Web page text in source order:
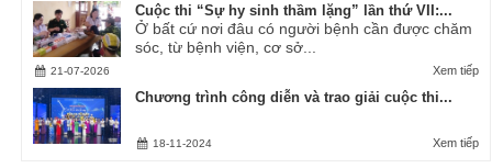
Cuộc thi “Sự hy sinh thầm lặng” lần thứ VII:...
Ở bất cứ nơi đâu có người bệnh cần được chăm
sóc, từ bệnh viện, cơ sở...
Xem tiếp
21-07-2026
Chương trình công diễn và trao giải cuộc thi...
Xem tiếp
18-11-2024